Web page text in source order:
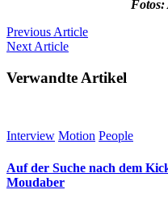
Fotos:
Previous Article
Next Article
Verwandte Artikel
Interview Motion People
Auf der Suche nach dem
Moudaber